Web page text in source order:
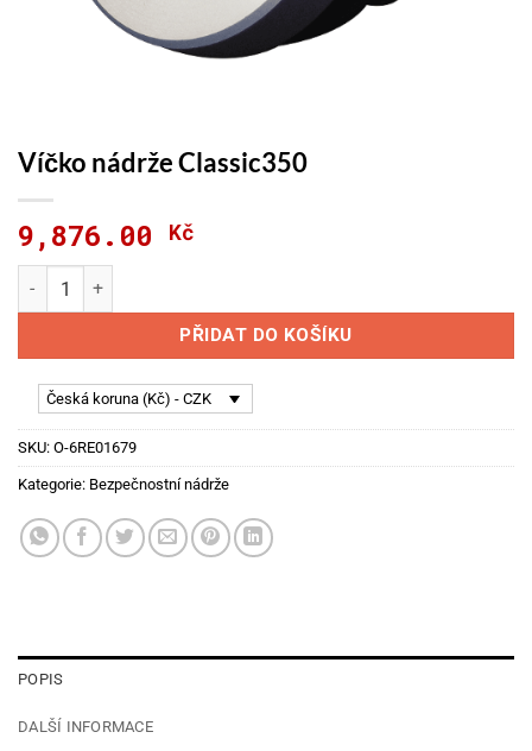
Víčko nádrže Classic350
9,876.00 Kč
Víčko nádrže Classic350 množství
PŘIDAT DO KOŠÍKU
Česká koruna (Kč) - CZK
SKU: O-6RE01679
Kategorie: Bezpečnostní nádrže
POPIS
DALŠÍ INFORMACE